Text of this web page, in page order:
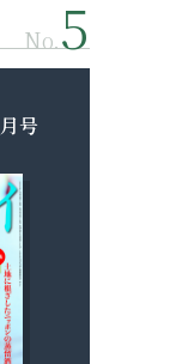
No.
月号